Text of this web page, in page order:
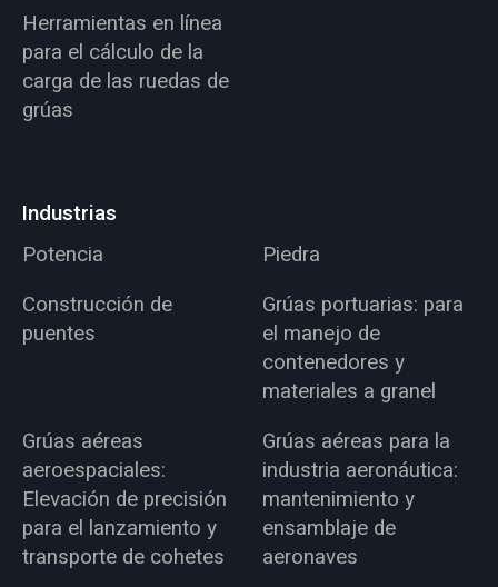
Herramientas en línea
para el cálculo de la
carga de las ruedas de
grúas
Industrias
Potencia
Piedra
Construcción de
puentes
Grúas portuarias: para
el manejo de
contenedores y
materiales a granel
Grúas aéreas
aeroespaciales:
Elevación de precisión
para el lanzamiento y
transporte de cohetes
Grúas aéreas para la
industria aeronáutica:
mantenimiento y
ensamblaje de
aeronaves